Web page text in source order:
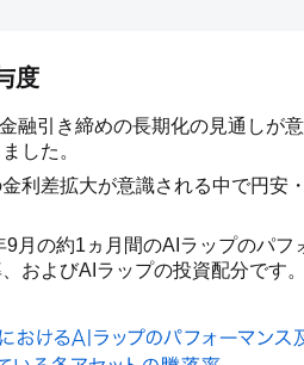
度
融引き締めの長期化の見通しが
した。
利差拡大が意識される中で円安
月の約1ヵ月間のAIラップのパフ
およびAIラップの投資配分です